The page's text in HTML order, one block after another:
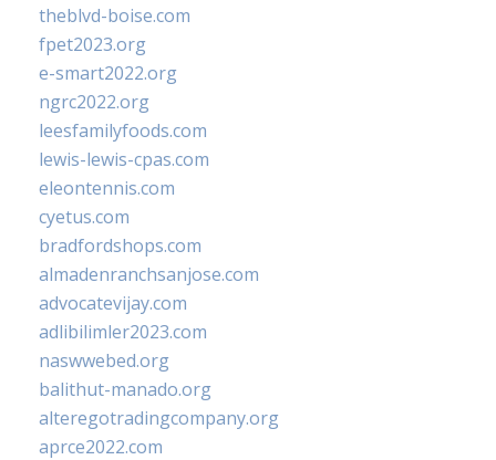
theblvd-boise.com
fpet2023.org
e-smart2022.org
ngrc2022.org
leesfamilyfoods.com
lewis-lewis-cpas.com
eleontennis.com
cyetus.com
bradfordshops.com
almadenranchsanjose.com
advocatevijay.com
adlibilimler2023.com
naswwebed.org
balithut-manado.org
alteregotradingcompany.org
aprce2022.com